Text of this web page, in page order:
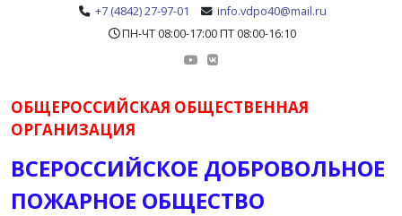
+7 (4842) 27-97-01
info.vdpo40@mail.ru
ПН-ЧТ 08:00-17:00 ПТ 08:00-16:10
ОБЩЕРОССИЙСКАЯ ОБЩЕСТВЕННАЯ
ОРГАНИЗАЦИЯ
ВСЕРОССИЙСКОЕ ДОБРОВОЛЬНОЕ
ПОЖАРНОЕ ОБЩЕСТВО